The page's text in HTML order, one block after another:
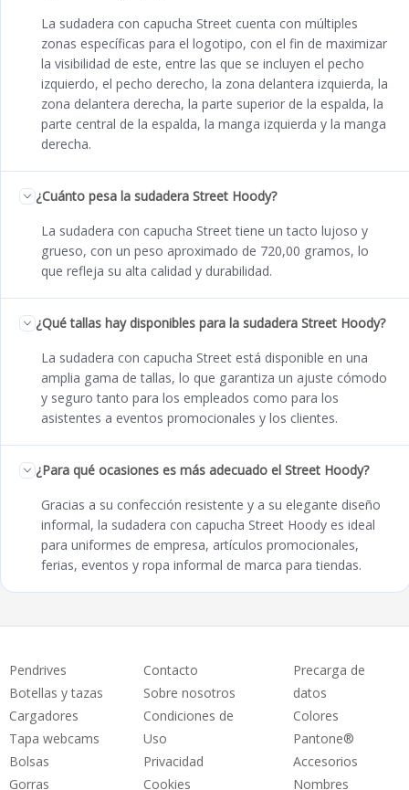
La sudadera con capucha Street cuenta con múltiples
zonas específicas para el logotipo, con el fin de maximizar
la visibilidad de este, entre las que se incluyen el pecho
izquierdo, el pecho derecho, la zona delantera izquierda, la
zona delantera derecha, la parte superior de la espalda, la
parte central de la espalda, la manga izquierda y la manga
derecha.
¿Cuánto pesa la sudadera Street Hoody?
La sudadera con capucha Street tiene un tacto lujoso y
grueso, con un peso aproximado de 720,00 gramos, lo
que refleja su alta calidad y durabilidad.
¿Qué tallas hay disponibles para la sudadera Street Hoody?
La sudadera con capucha Street está disponible en una
amplia gama de tallas, lo que garantiza un ajuste cómodo
y seguro tanto para los empleados como para los
asistentes a eventos promocionales y los clientes.
¿Para qué ocasiones es más adecuado el Street Hoody?
Gracias a su confección resistente y a su elegante diseño
informal, la sudadera con capucha Street Hoody es ideal
para uniformes de empresa, artículos promocionales,
ferias, eventos y ropa informal de marca para tiendas.
Pendrives
Botellas y tazas
Cargadores
Tapa webcams
Bolsas
Gorras
Contacto
Sobre nosotros
Condiciones de
Uso
Privacidad
Cookies
Precarga de
datos
Colores
Pantone®
Accesorios
Nombres